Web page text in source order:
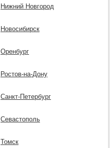
Нижний Новгород
Новосибирск
Оренбург
Ростов-на-Дону
Санкт-Петербург
Севастополь
Томск